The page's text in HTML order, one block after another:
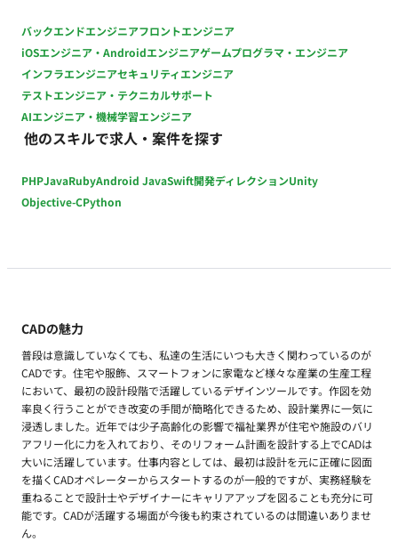
バックエンドエンジニアフロントエンジニア
iOSエンジニア・Androidエンジニアゲームプログラマ・エンジニア
インフラエンジニアセキュリティエンジニア
テストエンジニア・テクニカルサポート
AIエンジニア・機械学習エンジニア
他のスキルで求人・案件を探す
PHPJavaRubyAndroid JavaSwift開発ディレクションUnity
Objective-CPython
CADの魅力
普段は意識していなくても、私達の生活にいつも大きく関わっているのが
CADです。住宅や服飾、スマートフォンに家電など様々な産業の生産工程
において、最初の設計段階で活躍しているデザインツールです。作図を効
率良く行うことができ改変の手間が簡略化できるため、設計業界に一気に
浸透しました。近年では少子高齢化の影響で福祉業界が住宅や施設のバリ
アフリー化に力を入れており、そのリフォーム計画を設計する上でCADは
大いに活躍しています。仕事内容としては、最初は設計を元に正確に図面
を描くCADオペレーターからスタートするのが一般的ですが、実務経験を
重ねることで設計士やデザイナーにキャリアアップを図ることも充分に可
能です。CADが活躍する場面が今後も約束されているのは間違いありませ
ん。